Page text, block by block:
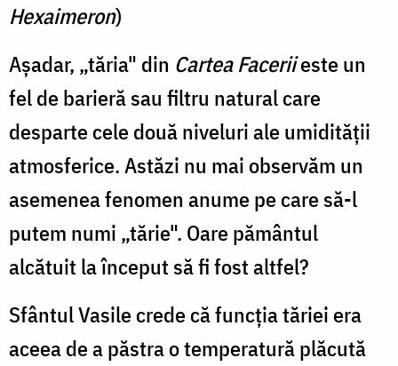
Hexaimeron)
Aşadar, „tăria" din Cartea Faceriieste un
fel de barieră sau filtru natural care
desparte cele două niveluri ale umidităţii
atmosferice. Astăzi nu mai observăm un
asemenea fenomen anume pe care să-l
putem numi „tărie". Oare pământul
alcătuit la început să fi fost altfel?
Sfântul Vasile crede că funcţia tăriei era
aceea de a păstra o temperatură plăcută